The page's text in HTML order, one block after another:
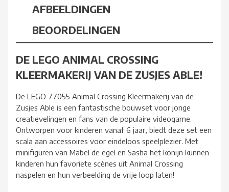
AFBEELDINGEN
BEOORDELINGEN
DE LEGO ANIMAL CROSSING
KLEERMAKERIJ VAN DE ZUSJES ABLE!
De LEGO 77055 Animal Crossing Kleermakerij van de
Zusjes Able is een fantastische bouwset voor jonge
creatievelingen en fans van de populaire videogame.
Ontworpen voor kinderen vanaf 6 jaar, biedt deze set een
scala aan accessoires voor eindeloos speelplezier. Met
minifiguren van Mabel de egel en Sasha het konijn kunnen
kinderen hun favoriete scènes uit Animal Crossing
naspelen en hun verbeelding de vrije loop laten!